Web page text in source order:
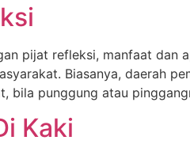
pijat refleksi, manfaat dan
Biasanya, daerah
bila punggung atau
Kaki